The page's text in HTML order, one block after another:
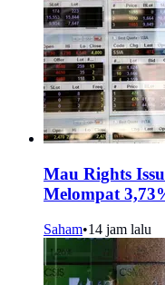
Mau Rights
Melompat
Saham•14 jam lalu